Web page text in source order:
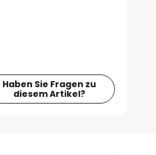
Haben Sie Fragen zu
diesem Artikel?